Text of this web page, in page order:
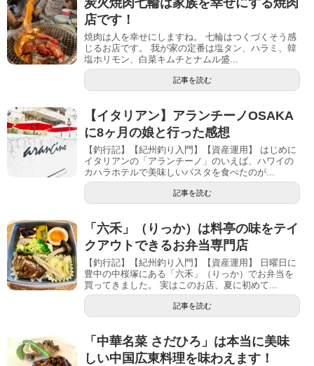
店です！
焼肉は人を幸せにしますね。 七輪はつくづくそう感
じるお店です。 我が家の定番は塩タン、ハラミ、韓
塩ホリモン、白菜キムチとナムル盛...
記事を読む
【イタリアン】アランチーノOSAKA
に8ヶ月の娘と行った感想
【釣行記】【紀州釣り入門】【資産運用】 はじめに
イタリアンの「アランチーノ」のいえば、ハワイの
カハラホテルで美味しいパスタを食べたのが...
記事を読む
「六禾」（りっか）は料亭の味をテイ
クアウトできるお弁当専門店
【釣行記】【紀州釣り入門】【資産運用】 日曜日に
豊中の中桜塚にある「六禾」（りっか）でお弁当を
買ってきました。 実はこのお店、夏に初めて...
記事を読む
「中華名菜 さだひろ」は本当に美味
しい中国広東料理を味わえます！